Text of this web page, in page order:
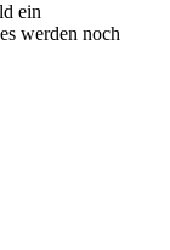
ein
werden noch